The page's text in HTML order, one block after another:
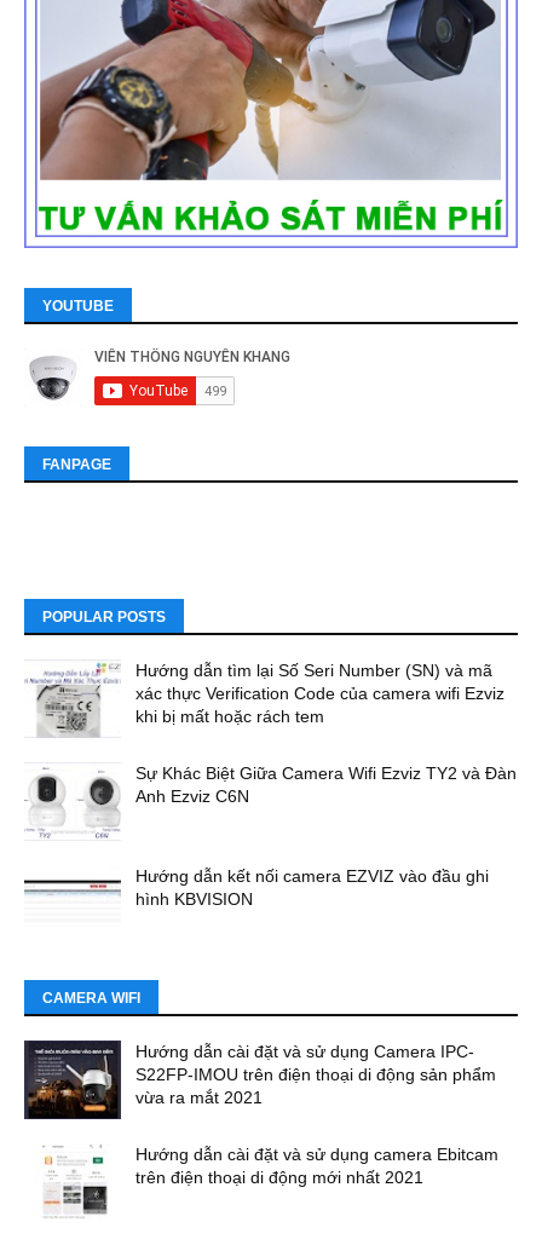
YOUTUBE
FANPAGE
POPULAR POSTS
Hướng dẫn tìm lại Số Seri Number (SN) và mã
xác thực Verification Code của camera wifi Ezviz
khi bị mất hoặc rách tem
Sự Khác Biệt Giữa Camera Wifi Ezviz TY2 và Đàn
Anh Ezviz C6N
Hướng dẫn kết nối camera EZVIZ vào đầu ghi
hình KBVISION
CAMERA WIFI
Hướng dẫn cài đặt và sử dụng Camera IPC-
S22FP-IMOU trên điện thoại di động sản phẩm
vừa ra mắt 2021
Hướng dẫn cài đặt và sử dụng camera Ebitcam
trên điện thoại di động mới nhất 2021